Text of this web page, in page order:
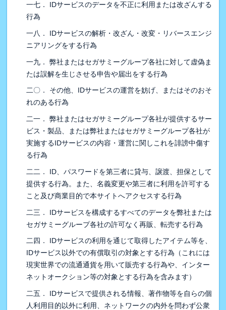
一七． IDサービスのデータを不正に利用または改ざんする
行為
一八． IDサービスの解析・改ざん・改変・リバースエンジ
ニアリングをする行為
一九． 弊社またはセガサミーグループ各社に対して虚偽ま
たは誤解を生じさせる申告や届出をする行為
二〇． その他、IDサービスの運営を妨げ、またはそのおそ
れのある行為
二一． 弊社またはセガサミーグループ各社が提供するサー
ビス・製品、または弊社またはセガサミーグループ各社が
実施するIDサービスの内容・運営に関しこれを誹謗中傷す
る行為
二二． ID、パスワードを第三者に貸与、譲渡、担保として
提供する行為。また、名義変更や第三者に利用を許可する
こと及び商業目的で本サイトへアクセスする行為
二三． IDサービスを構成するすべてのデータを弊社または
セガサミーグループ各社の許可なく再販、転売する行為
二四． IDサービスの利用を通じて取得したアイテム等を、
IDサービス以外での有償取引の対象とする行為（これには
現実世界での流通通貨を用いて販売する行為や、インター
ネットオークション等の対象とする行為を含みます）
二五． IDサービスで提供される情報、著作物等を自らの個
人利用目的以外に利用、ネットワークの内外を問わず公衆